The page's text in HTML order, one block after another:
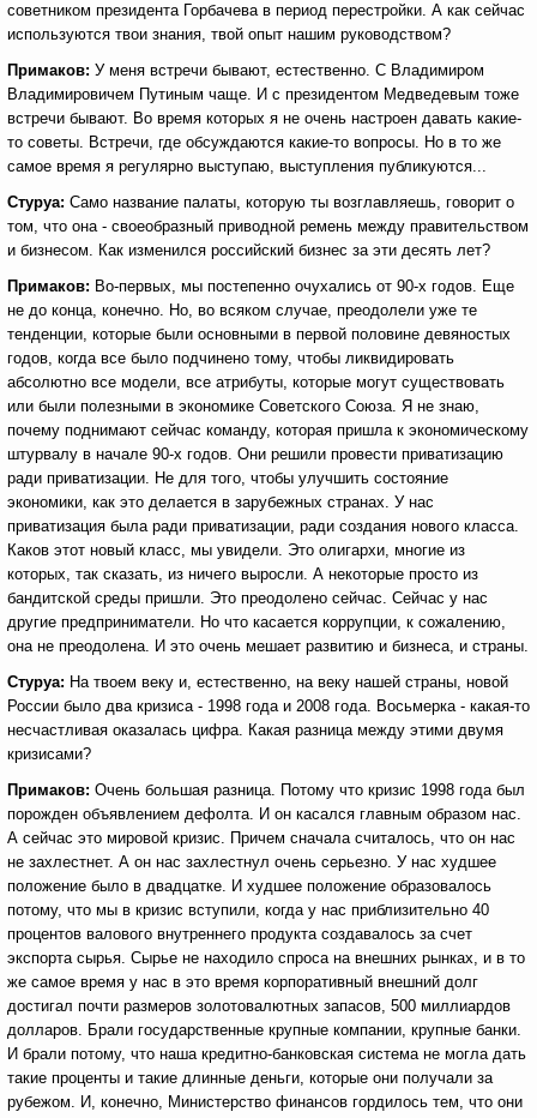
советником президента Горбачева в период перестройки. А как сейчас
используются твои знания, твой опыт нашим руководством?
Примаков: У меня встречи бывают, естественно. С Владимиром
Владимировичем Путиным чаще. И с президентом Медведевым тоже
встречи бывают. Во время которых я не очень настроен давать какие-
то советы. Встречи, где обсуждаются какие-то вопросы. Но в то же
самое время я регулярно выступаю, выступления публикуются...
Стуруа: Само название палаты, которую ты возглавляешь, говорит о
том, что она - своеобразный приводной ремень между правительством
и бизнесом. Как изменился российский бизнес за эти десять лет?
Примаков: Во-первых, мы постепенно очухались от 90-х годов. Еще
не до конца, конечно. Но, во всяком случае, преодолели уже те
тенденции, которые были основными в первой половине девяностых
годов, когда все было подчинено тому, чтобы ликвидировать
абсолютно все модели, все атрибуты, которые могут существовать
или были полезными в экономике Советского Союза. Я не знаю,
почему поднимают сейчас команду, которая пришла к экономическому
штурвалу в начале 90-х годов. Они решили провести приватизацию
ради приватизации. Не для того, чтобы улучшить состояние
экономики, как это делается в зарубежных странах. У нас
приватизация была ради приватизации, ради создания нового класса.
Каков этот новый класс, мы увидели. Это олигархи, многие из
которых, так сказать, из ничего выросли. А некоторые просто из
бандитской среды пришли. Это преодолено сейчас. Сейчас у нас
другие предприниматели. Но что касается коррупции, к сожалению,
она не преодолена. И это очень мешает развитию и бизнеса, и страны.
Стуруа: На твоем веку и, естественно, на веку нашей страны, новой
России было два кризиса - 1998 года и 2008 года. Восьмерка - какая-то
несчастливая оказалась цифра. Какая разница между этими двумя
кризисами?
Примаков: Очень большая разница. Потому что кризис 1998 года был
порожден объявлением дефолта. И он касался главным образом нас.
А сейчас это мировой кризис. Причем сначала считалось, что он нас
не захлестнет. А он нас захлестнул очень серьезно. У нас худшее
положение было в двадцатке. И худшее положение образовалось
потому, что мы в кризис вступили, когда у нас приблизительно 40
процентов валового внутреннего продукта создавалось за счет
экспорта сырья. Сырье не находило спроса на внешних рынках, и в то
же самое время у нас в это время корпоративный внешний долг
достигал почти размеров золотовалютных запасов, 500 миллиардов
долларов. Брали государственные крупные компании, крупные банки.
И брали потому, что наша кредитно-банковская система не могла дать
такие проценты и такие длинные деньги, которые они получали за
рубежом. И, конечно, Министерство финансов гордилось тем, что они